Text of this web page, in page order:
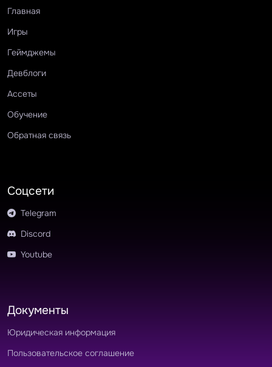
Главная
Игры
Геймджемы
Девблоги
Ассеты
Обучение
Обратная связь
Соцсети
Telegram
Discord
Youtube
Документы
Юридическая информация
Пользовательское соглашение